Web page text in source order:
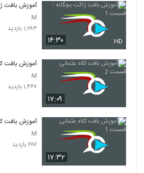
۱۴:۳۰ HD
آموزش بافت
M
۱,۲۸۳ بازدید
۱۷:۰۹
آموزش بافت
M
۱,۴۶۷ بازدید
۱۷:۳۲
آموزش بافت
M
۶۸۷ بازدید